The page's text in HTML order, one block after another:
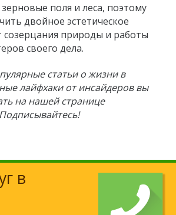
поля и леса, поэтому
двойное эстетическое
созерцания природы и работы
своего дела.
статьи о жизни в
лайфхаки от инсайдеров вы
на нашей странице
в